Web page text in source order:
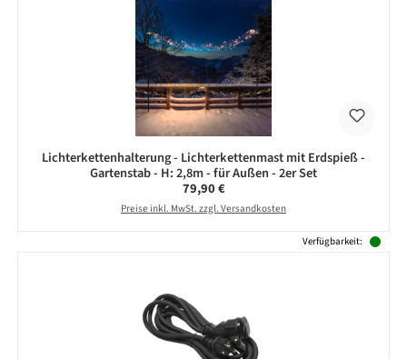
Lichterkettenhalterung - Lichterkettenmast mit Erdspieß -
Gartenstab - H: 2,8m - für Außen - 2er Set
Regulärer Preis:
79,90 €
Preise inkl. MwSt. zzgl. Versandkosten
Verfügbarkeit: